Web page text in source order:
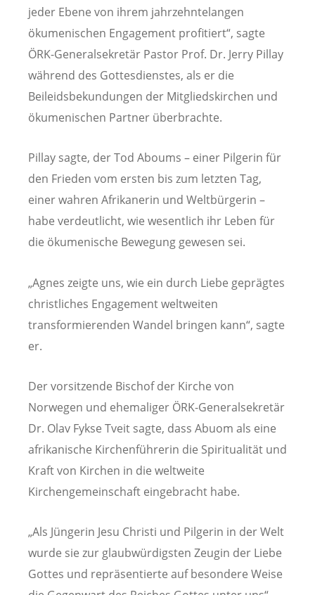
jeder Ebene von ihrem jahrzehntelangen
ökumenischen Engagement profitiert“, sagte
ÖRK-Generalsekretär Pastor Prof. Dr. Jerry Pillay
während des Gottesdienstes, als er die
Beileidsbekundungen der Mitgliedskirchen und
ökumenischen Partner überbrachte.
Pillay sagte, der Tod Aboums – einer Pilgerin für
den Frieden vom ersten bis zum letzten Tag,
einer wahren Afrikanerin und Weltbürgerin –
habe verdeutlicht, wie wesentlich ihr Leben für
die ökumenische Bewegung gewesen sei.
„Agnes zeigte uns, wie ein durch Liebe geprägtes
christliches Engagement weltweiten
transformierenden Wandel bringen kann“, sagte
er.
Der vorsitzende Bischof der Kirche von
Norwegen und ehemaliger ÖRK-Generalsekretär
Dr. Olav Fykse Tveit sagte, dass Abuom als eine
afrikanische Kirchenführerin die Spiritualität und
Kraft von Kirchen in die weltweite
Kirchengemeinschaft eingebracht habe.
„Als Jüngerin Jesu Christi und Pilgerin in der Welt
wurde sie zur glaubwürdigsten Zeugin der Liebe
Gottes und repräsentierte auf besondere Weise